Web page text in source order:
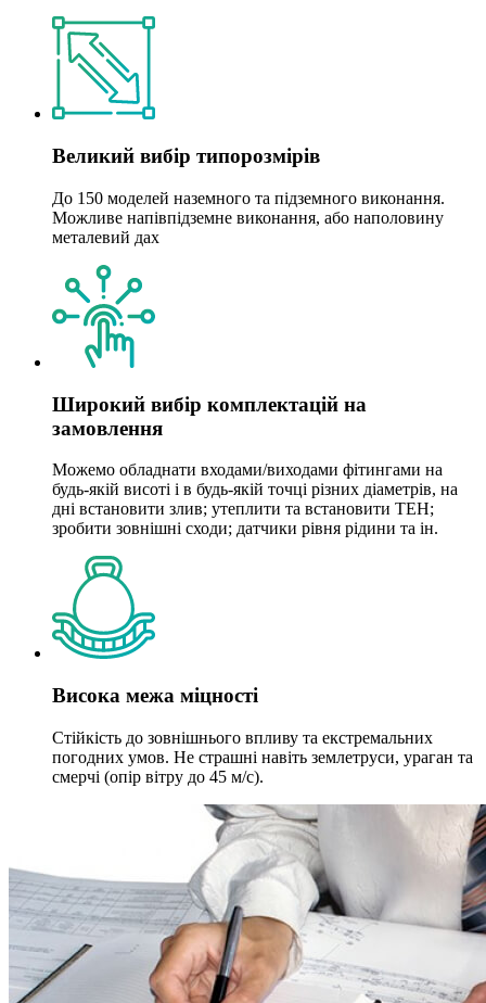
Великий вибір типорозмірів
До 150 моделей наземного та підземного виконання.
Можливе напівпідземне виконання, або наполовину
металевий дах
Широкий вибір комплектацій на
замовлення
Можемо обладнати входами/виходами фітингами на
будь-якій висоті і в будь-якій точці різних діаметрів, на
дні встановити злив; утеплити та встановити ТЕН;
зробити зовнішні сходи; датчики рівня рідини та ін.
Висока межа міцності
Стійкість до зовнішнього впливу та екстремальних
погодних умов. Не страшні навіть землетруси, ураган та
смерчі (опір вітру до 45 м/с).